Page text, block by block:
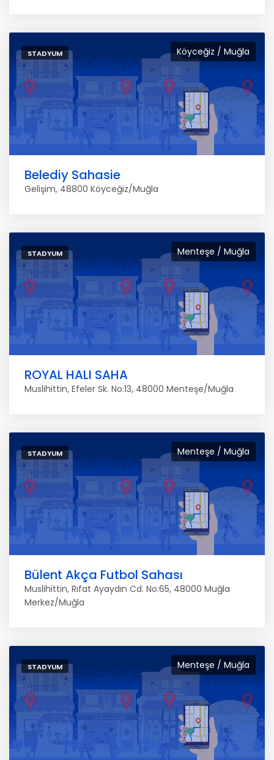
Köyceğiz / Muğla
STADYUM
Belediy Sahasie
Gelişim, 48800 Köyceğiz/Muğla
Menteşe / Muğla
STADYUM
ROYAL HALI SAHA
Muslihittin, Efeler Sk. No:13, 48000 Menteşe/Muğla
Menteşe / Muğla
STADYUM
Bülent Akça Futbol Sahası
Muslihittin, Rıfat Ayaydın Cd. No:65, 48000 Muğla
Merkez/Muğla
Menteşe / Muğla
STADYUM